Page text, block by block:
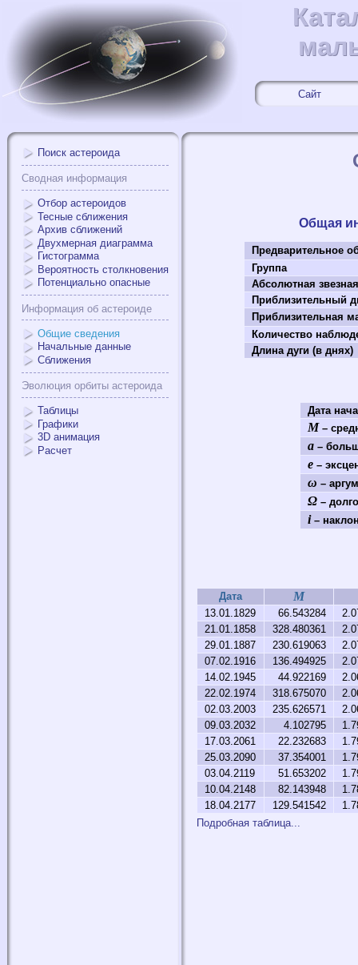
Сайт
Поиск астероида
Сводная информация
Отбор астероидов
Тесные сближения
Архив сближений
Двухмерная диаграмма
Гистограмма
Вероятность столкновения
Потенциально опасные
Информация об астероиде
Общие сведения
Начальные данные
Сближения
Эволюция орбиты астероида
Таблицы
Графики
3D анимация
Расчет
Общая
Предварительное
Группа
Абсолютная
Приблизительный
Приблизительная
Количество
Длина дуги (в днях)
Дата
M –
a–
e–
ω –
Ω–
i–
Дата M
13.01.1829 66.543284
21.01.1858
328.480361
29.01.1887
230.619063
07.02.1916
136.494925
14.02.1945
44.922169
22.02.1974
318.675070
02.03.2003
235.626571
09.03.2032
4.102795
17.03.2061
22.232683
25.03.2090
37.354001
03.04.2119
51.653202
10.04.2148
82.143948
18.04.2177
129.541542
Подробная таблица...